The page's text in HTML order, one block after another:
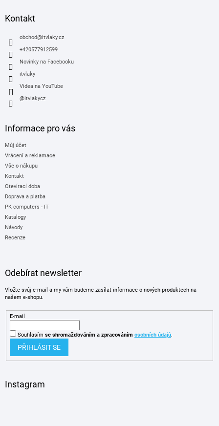
Kontakt
obchod@itvlaky.cz
+420577912599
Novinky na Facebooku
itvlaky
Videa na YouTube
@itvlakycz
Informace pro vás
Můj účet
Vrácení a reklamace
Vše o nákupu
Kontakt
Otevírací doba
Doprava a platba
PK computers - IT
Katalogy
Návody
Recenze
Odebírat newsletter
Vložte svůj e-mail a my vám budeme zasílat informace o nových produktech na
našem e-shopu.
E-mail
Souhlasím se shromažďováním a zpracováním osobních údajů.
PŘIHLÁSIT SE
Instagram